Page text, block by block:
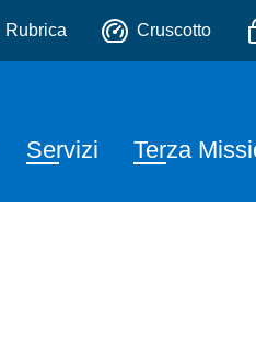
Rubrica Cruscotto
Servizi Terza